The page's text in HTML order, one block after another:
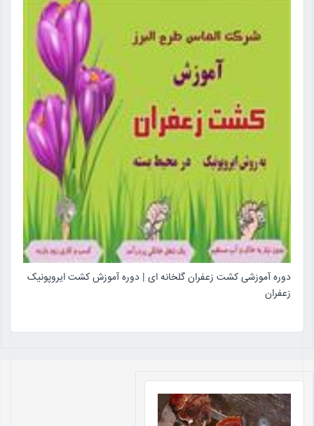
دوره آموزشی کشت زعفران گلخانه ای | دوره آموزش کشت ایروپونیک
زعفران